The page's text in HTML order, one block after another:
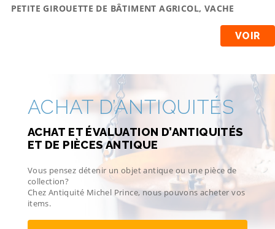
PETITE GIROUETTE DE BÂTIMENT AGRICOL, VACHE
VOIR
ACHAT D’ANTIQUITÉS
ACHAT ET ÉVALUATION D’ANTIQUITÉS
ET DE PIÈCES ANTIQUE
Vous pensez détenir un objet antique ou une pièce de
collection?
Chez Antiquité Michel Prince, nous pouvons acheter vos
items.